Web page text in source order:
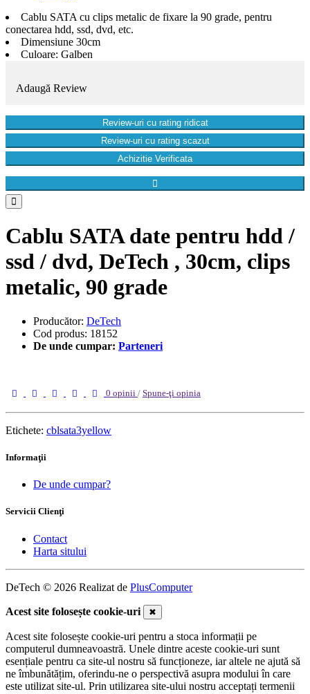
Cablu SATA cu clips metalic de fixare la 90 grade, pentru
conectarea hdd, ssd, dvd, etc.
Dimensiune 30cm
Culoare: Galben
Adaugă Review
Review-uri cu rating ridicat
Review-uri cu rating scazut
Achizitie Verificata
Cablu SATA date pentru hdd /
ssd / dvd, DeTech , 30cm, clips
metalic, 90 grade
Producător: DeTech
Cod produs: 18152
De unde cumpar: Parteneri
0 opinii / Spune-ţi opinia
Etichete: cblsata3yellow
Informaţii
De unde cumpar?
Servicii Clienţi
Contact
Harta sitului
DeTech © 2026 Realizat de PlusComputer
Acest site folosește cookie-uri ✖
Acest site folosește cookie-uri pentru a stoca informații pe
computerul dumneavoastră. Unele dintre aceste cookie-uri sunt
esențiale pentru ca site-ul nostru să funcționeze, iar altele ne ajută să
ne îmbunătățim, oferindu-ne o perspectivă asupra modului în care
este utilizat site-ul. Prin utilizarea site-ului nostru acceptați termenii